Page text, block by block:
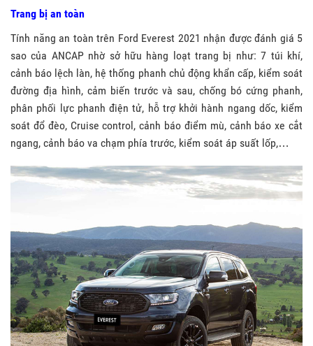
Trang bị an toàn
Tính năng an toàn trên Ford Everest 2021 nhận được đánh giá 5
sao của ANCAP nhờ sở hữu hàng loạt trang bị như: 7 túi khí,
cảnh báo lệch làn, hệ thống phanh chủ động khẩn cấp, kiểm soát
đường địa hình, cảm biến trước và sau, chống bó cứng phanh,
phân phối lực phanh điện tử, hỗ trợ khởi hành ngang dốc, kiểm
soát đổ đèo, Cruise control, cảnh báo điểm mù, cảnh báo xe cắt
ngang, cảnh báo va chạm phía trước, kiểm soát áp suất lốp,…